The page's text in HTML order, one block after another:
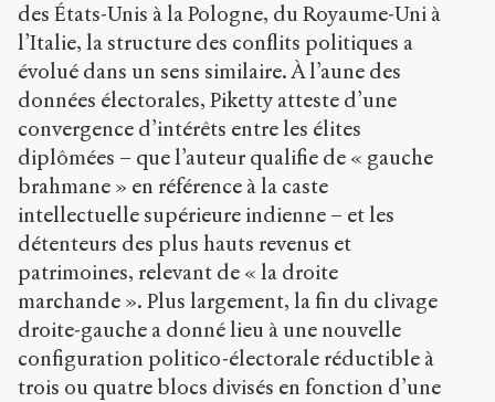
des États-Unis à la Pologne, du Royaume-Uni à
l’Italie, la structure des conflits politiques a
évolué dans un sens similaire. À l’aune des
données électorales, Piketty atteste d’une
convergence d’intérêts entre les élites
diplômées – que l’auteur qualifie de « gauche
brahmane » en référence à la caste
intellectuelle supérieure indienne – et les
détenteurs des plus hauts revenus et
patrimoines, relevant de « la droite
marchande ». Plus largement, la fin du clivage
droite-gauche a donné lieu à une nouvelle
configuration politico-électorale réductible à
trois ou quatre blocs divisés en fonction d’une